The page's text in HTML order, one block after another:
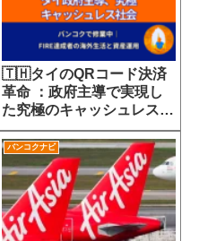
🇹🇭タイのQRコード決済
革命 ：政府主導で実現し
た究極のキャッシュレス社
会
バンコクナビ